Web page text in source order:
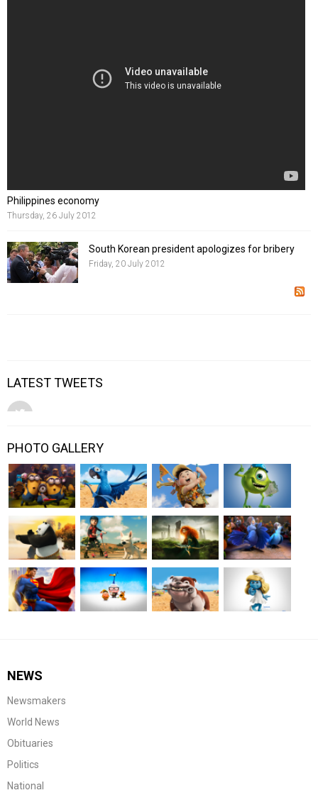
Philippines economy
Thursday, 26 July 2012
South Korean president apologizes for bribery
Friday, 20 July 2012
LATEST TWEETS
PHOTO GALLERY
NEWS
Newsmakers
World News
Obituaries
Politics
National